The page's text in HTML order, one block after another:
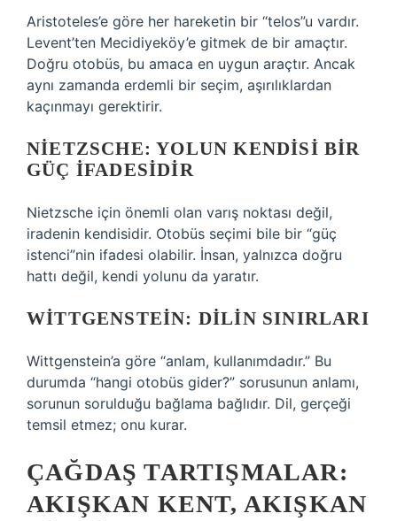
Aristoteles’e göre her hareketin bir “telos”u vardır.
Levent’ten Mecidiyeköy’e gitmek de bir amaçtır.
Doğru otobüs, bu amaca en uygun araçtır. Ancak
aynı zamanda erdemli bir seçim, aşırılıklardan
kaçınmayı gerektirir.
NIETZSCHE: YOLUN KENDISI BIR
GÜÇ İFADESIDIR
Nietzsche için önemli olan varış noktası değil,
iradenin kendisidir. Otobüs seçimi bile bir “güç
istenci”nin ifadesi olabilir. İnsan, yalnızca doğru
hattı değil, kendi yolunu da yaratır.
WITTGENSTEIN: DILIN SINIRLARI
Wittgenstein’a göre “anlam, kullanımdadır.” Bu
durumda “hangi otobüs gider?” sorusunun anlamı,
sorunun sorulduğu bağlama bağlıdır. Dil, gerçeği
temsil etmez; onu kurar.
ÇAĞDAŞ TARTIŞMALAR:
AKIŞKAN KENT, AKIŞKAN